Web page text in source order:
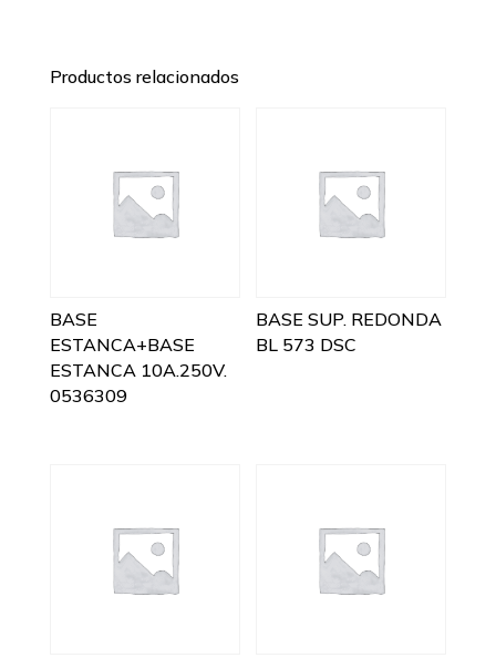
Productos relacionados
BASE
ESTANCA+BASE
ESTANCA 10A.250V.
0536309
BASE SUP. REDONDA
BL 573 DSC